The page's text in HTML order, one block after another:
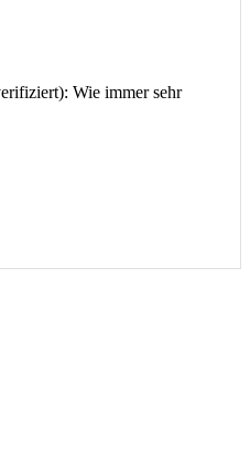
Wie immer sehr